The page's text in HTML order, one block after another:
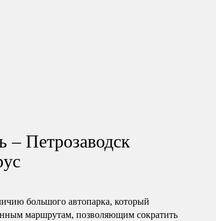
– Петрозаводск
большого автопарка, который
маршрутам, позволяющим сократить